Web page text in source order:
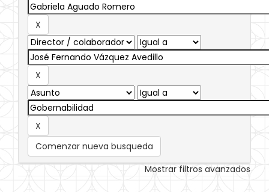
Comenzar nueva busqueda
Mostrar filtros avanzados